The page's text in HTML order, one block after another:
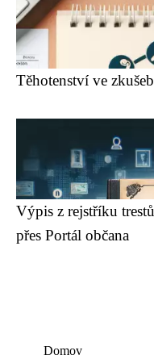
Těhotenství ve
Výpis z rejstříku
přes Portál občana
Domov